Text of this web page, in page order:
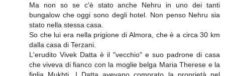
Ma non so se c'è stato anche Nehru in uno dei tanti
bungalow che oggi sono degli hotel. Non penso Nehru sia
stato nella stessa casa.
So che lui era nella prigione di Almora, che è a circa 30 km
dalla casa di Terzani.
L'erudito Vivek Datta è il "vecchio" e suo padrone di casa
che viveva di fianco con la moglie belga Maria Therese e la